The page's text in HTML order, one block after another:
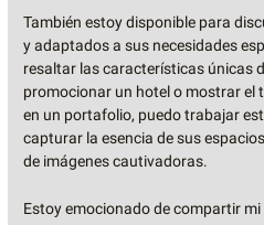
También estoy disponible para
y adaptados a sus necesidades
resaltar las características únicas
promocionar un hotel o mostrar el
en un portafolio, puedo trabajar
capturar la esencia de sus
de imágenes cautivadoras.
Estoy emocionado de compartir